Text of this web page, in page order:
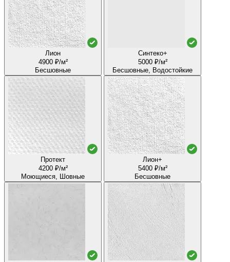
Лион
4900 ₽/м²
Бесшовные
Синтеко+
5000 ₽/м²
Бесшовные, Водостойкие
Протект
4200 ₽/м²
Моющиеся, Шовные
Лион+
5400 ₽/м²
Бесшовные